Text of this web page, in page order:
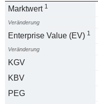
Marktwert 1
Veränderung
Enterprise Value (EV) 1
Veränderung
KGV
KBV
PEG